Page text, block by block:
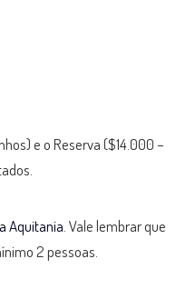
e o Reserva ($14.000 –
Aquitania. Vale lembrar que
2 pessoas.